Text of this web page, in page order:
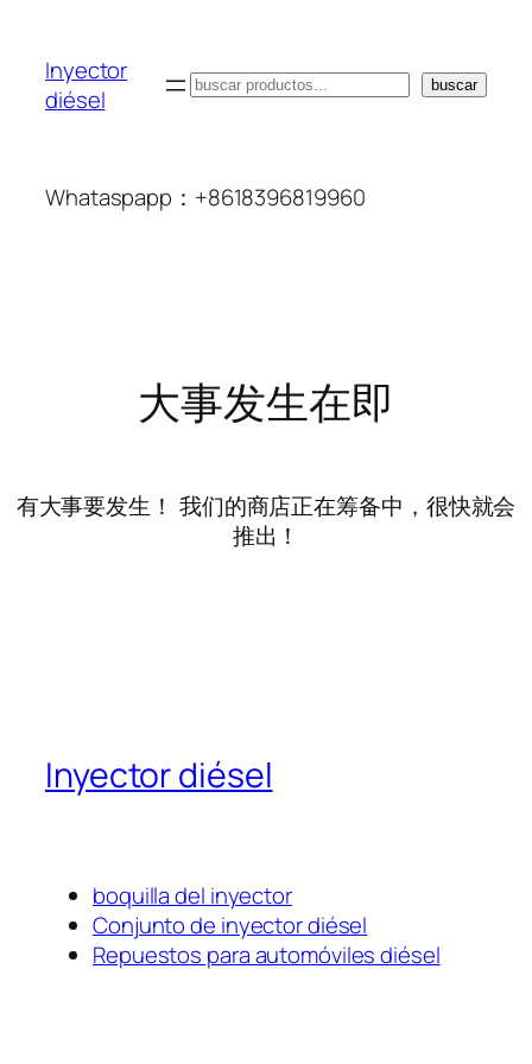
Inyector
diésel
搜
buscar
Whataspapp：+8618396819960
大事发生在即
有大事要发生！ 我们的商店正在筹备中，很快就会
推出！
Inyector diésel
boquilla del inyector
Conjunto de inyector diésel
Repuestos para automóviles diésel